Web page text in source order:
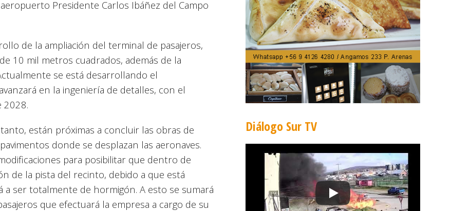
Presidente Carlos Ibáñez del Campo
de la ampliación del terminal de pasajeros,
10 mil metros cuadrados, además de la
se está desarrollando el
en la ingeniería de detalles, con el
2028.
están próximas a concluir las obras de
donde se desplazan las aeronaves.
para posibilitar que dentro de
de la pista del recinto, debido a que está
a ser totalmente de hormigón. A esto se sumará
que efectuará la empresa a cargo de su
Diálogo Sur TV